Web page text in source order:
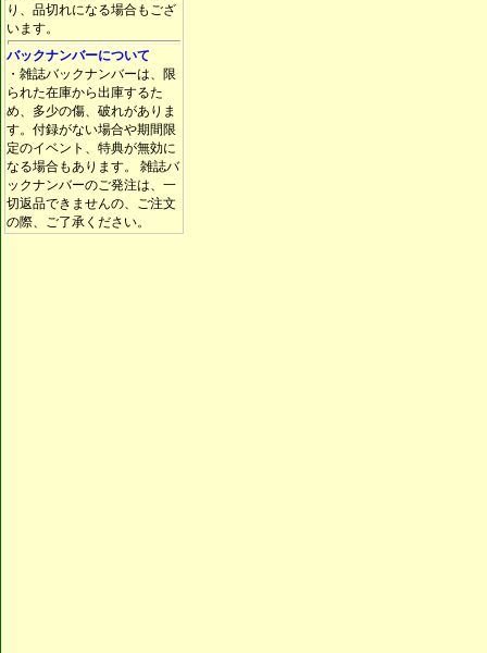
り、品切れになる場合もござ
います。
バックナンバーについて
・雑誌バックナンバーは、限
られた在庫から出庫するた
め、多少の傷、破れがありま
す。付録がない場合や期間限
定のイベント、特典が無効に
なる場合もあります。 雑誌バ
ックナンバーのご発注は、一
切返品できませんの、ご注文
の際、ご了承ください。